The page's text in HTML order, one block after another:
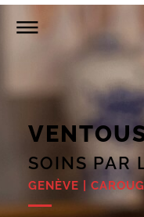
SOINS PAR
GENÈVE |